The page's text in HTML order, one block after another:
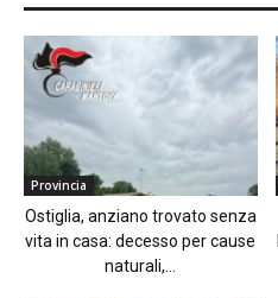
Provincia
Ostiglia, anziano trovato senza
vita in casa: decesso per cause
naturali,...